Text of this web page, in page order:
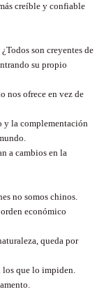
creíble y confiable
son creyentes de
su propio
nos ofrece en vez de
y la complementación
a cambios en la
no somos chinos.
económico
queda por
los que lo impiden.